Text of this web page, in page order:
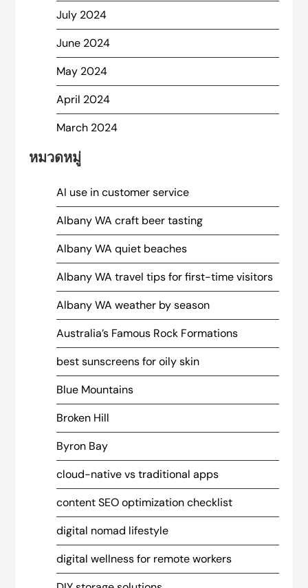
July 2024
June 2024
May 2024
April 2024
March 2024
หมวดหมู่
AI use in customer service
Albany WA craft beer tasting
Albany WA quiet beaches
Albany WA travel tips for first-time visitors
Albany WA weather by season
Australia’s Famous Rock Formations
best sunscreens for oily skin
Blue Mountains
Broken Hill
Byron Bay
cloud-native vs traditional apps
content SEO optimization checklist
digital nomad lifestyle
digital wellness for remote workers